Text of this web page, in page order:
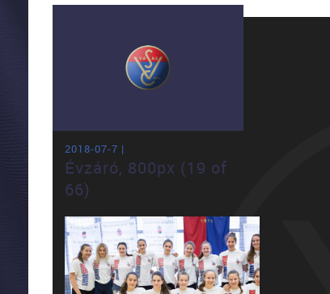
2018-07-7 |
Évzáró, 800px (19 of
66)